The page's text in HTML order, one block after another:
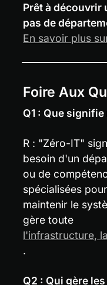
Prêt à découvrir
pas de
En savoir plus
Foire Aux
Q1 : Que
R : "Zéro-IT"
besoin d'un
ou de
spécialisées
maintenir le
gère toute
l'infrastructure,
.
Q2 : Qui gère